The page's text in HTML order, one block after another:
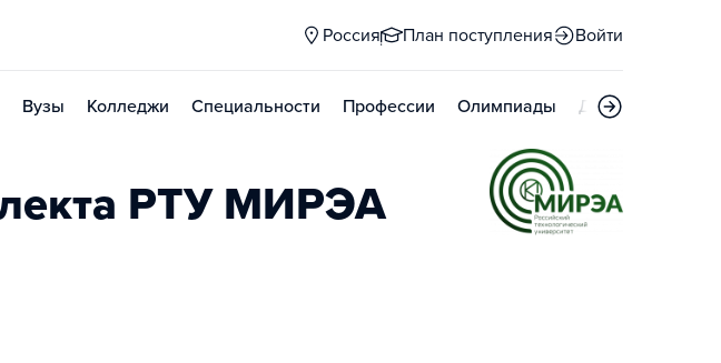
Россия План поступления Войти
Вузы Колледжи Специальности Профессии Олимпиады Дни открытых
РТУ МИРЭА